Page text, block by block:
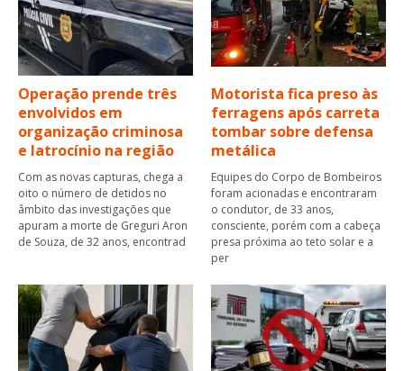
Operação prende três
envolvidos em
organização criminosa
e latrocínio na região
Com as novas capturas, chega a
oito o número de detidos no
âmbito das investigações que
apuram a morte de Greguri Aron
de Souza, de 32 anos, encontrad
Motorista fica preso às
ferragens após carreta
tombar sobre defensa
metálica
Equipes do Corpo de Bombeiros
foram acionadas e encontraram
o condutor, de 33 anos,
consciente, porém com a cabeça
presa próxima ao teto solar e a
per